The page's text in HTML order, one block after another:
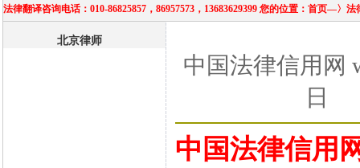
法律翻译咨询电话：010-86825857，86957573，13683629399 您的位置：首页—
北京律师
中国法律信用
日
中国法律信用